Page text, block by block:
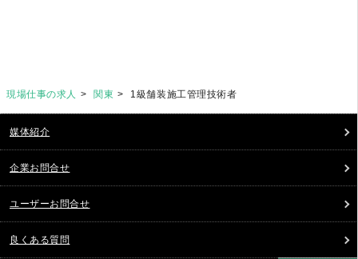
現場仕事の求人 関東 1級舗装施工管理技術者
媒体紹介
企業お問合せ
ユーザーお問合せ
良くある質問